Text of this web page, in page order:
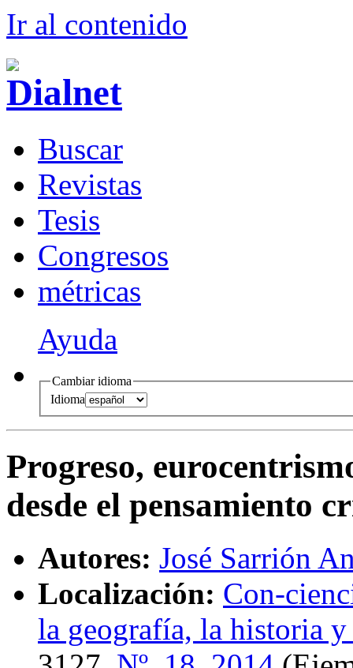
Ir al contenido
Buscar
Revistas
Tesis
Congresos
métricas
Ayuda
Cambiar idioma
Idioma
Progreso,
desde el pensamiento
Autores: José Sarrión
Localización: Con-
la geografía, la historia y